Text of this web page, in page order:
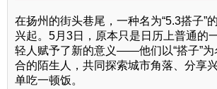
在扬州的街头巷尾，一种名为“5.3搭子”
兴起。5月3日，原本只是日历上普通的
轻人赋予了新的意义——他们以“搭子”为
合的陌生人，共同探索城市角落、分享
单吃一顿饭。